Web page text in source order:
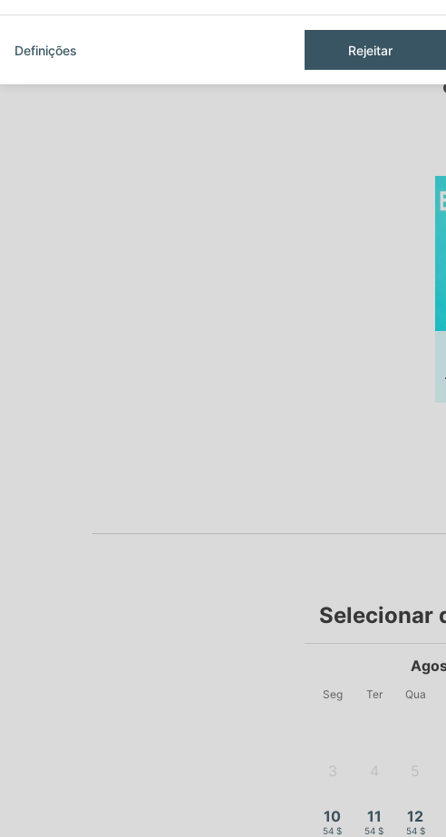
Serviço despertar
Sala de bagagens 24h
Selecionar
Seg Ter Qua
3 4 5
10
54 $
11
54 $
12
54 $
Definições Rejeitar